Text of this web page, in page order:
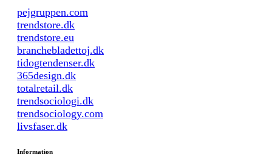
pejgruppen.com
trendstore.dk
trendstore.eu
branchebladettoj.dk
tidogtendenser.dk
365design.dk
totalretail.dk
trendsociologi.dk
trendsociology.com
livsfaser.dk
Information